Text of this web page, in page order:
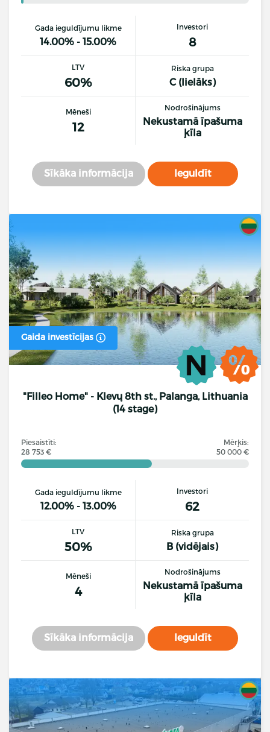
Gada ieguldījumu likme
14.00% - 15.00%
Investori
8
LTV
60%
Riska grupa
C (lielāks)
Mēneši
12
Nodrošinājums
Nekustamā īpašuma
ķīla
Sīkāka informācija Ieguldīt
Gaida investīcijas
"Filleo Home" - Klevų 8th st., Palanga, Lithuania
(14 stage)
Piesaistīti:
28 753 €
Mērķis:
50 000 €
Gada ieguldījumu likme
12.00% - 13.00%
Investori
62
LTV
50%
Riska grupa
B (vidējais)
Mēneši
4
Nodrošinājums
Nekustamā īpašuma
ķīla
Sīkāka informācija Ieguldīt